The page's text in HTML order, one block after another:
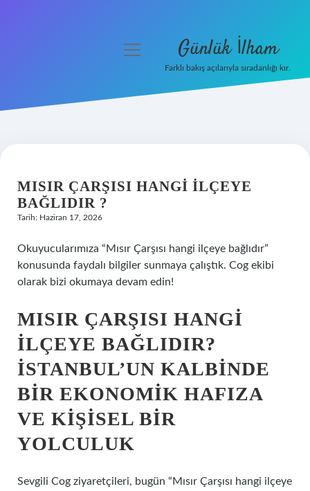
Hakkımızda
menüyü
Günlük İlham
Farklı bakış açılarıyla sıradanlığı kır.
MISIR ÇARŞISI HANGI ILÇEYE
BAĞLIDIR ?
Tarih: Haziran 17, 2026
Okuyucularımıza “Mısır Çarşısı hangi ilçeye bağlıdır”
konusunda faydalı bilgiler sunmaya çalıştık. Cog ekibi
olarak bizi okumaya devam edin!
MISIR ÇARŞISI HANGI
ILÇEYE BAĞLIDIR?
İSTANBUL’UN KALBINDE
BIR EKONOMIK HAFIZA
VE KIŞISEL BIR
YOLCULUK
Sevgili Cog ziyaretçileri, bugün “Mısır Çarşısı hangi ilçeye